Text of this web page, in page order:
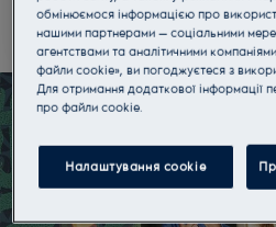
обмінюємося інформацією про
нашими партнерами — соціальними
агентствами та аналітичними
файли cookie», ви погоджуєтеся з
Для отримання додаткової інформації
прo файли cookie.
Налаштування cookie